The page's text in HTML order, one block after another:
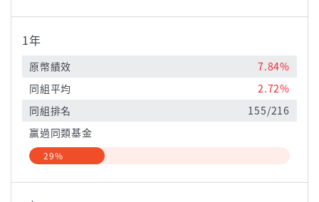
1年
原幣績效
7.84%
同組平均
2.72%
同組排名
155/216
贏過同類基金
29%